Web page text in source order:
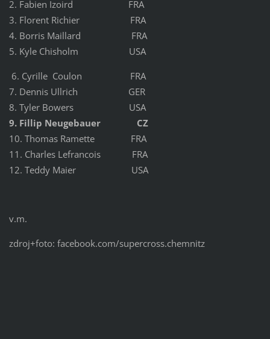
2. Fabien Izoird FRA
3. Florent Richier FRA
4. Borris Maillard FRA
5. Kyle Chisholm USA
6. Cyrille Coulon FRA
7. Dennis Ullrich GER
8. Tyler Bowers USA
9. Fillip Neugebauer CZ
10. Thomas Ramette FRA
11. Charles Lefrancois FRA
12. Teddy Maier USA
v.m.
zdroj+foto: facebook.com/supercross.chemnitz